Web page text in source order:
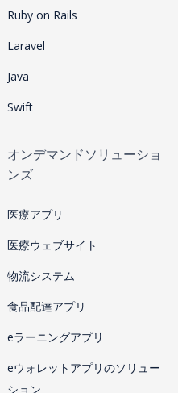
Ruby on Rails
Laravel
Java
Swift
オンデマンドソリューショ
ンズ
医療アプリ
医療ウェブサイト
物流システム
食品配達アプリ
eラーニングアプリ
eウォレットアプリのソリュー
ション